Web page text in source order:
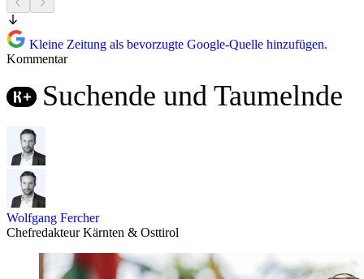
Kleine Zeitung als bevorzugte Google-Quelle hinzufügen.
Kommentar
Suchende und Taumelnde
Wolfgang Fercher
Chefredakteur Kärnten & Osttirol